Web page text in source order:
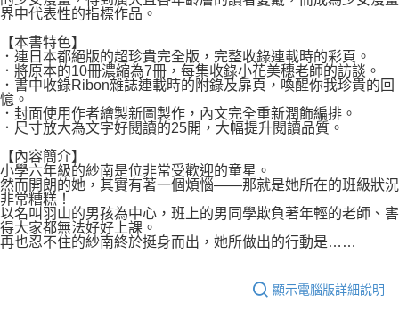
界中代表性的指標作品。
【本書特色】
．連日本都絕版的超珍貴完全版，完整收錄連載時的彩頁。
．將原本的10冊濃縮為7冊，每集收錄小花美穗老師的訪談。
．書中收錄Ribon雜誌連載時的附錄及扉頁，喚醒你我珍貴的回
憶。
．封面使用作者繪製新圖製作，內文完全重新潤飾編排。
．尺寸放大為文字好閱讀的25開，大幅提升閱讀品質。
【內容簡介】
小學六年級的紗南是位非常受歡迎的童星。
然而開朗的她，其實有著一個煩惱——那就是她所在的班級狀況
非常糟糕！
以名叫羽山的男孩為中心，班上的男同學欺負著年輕的老師、害
得大家都無法好好上課。
再也忍不住的紗南終於挺身而出，她所做出的行動是……
顯示電腦版詳細說明